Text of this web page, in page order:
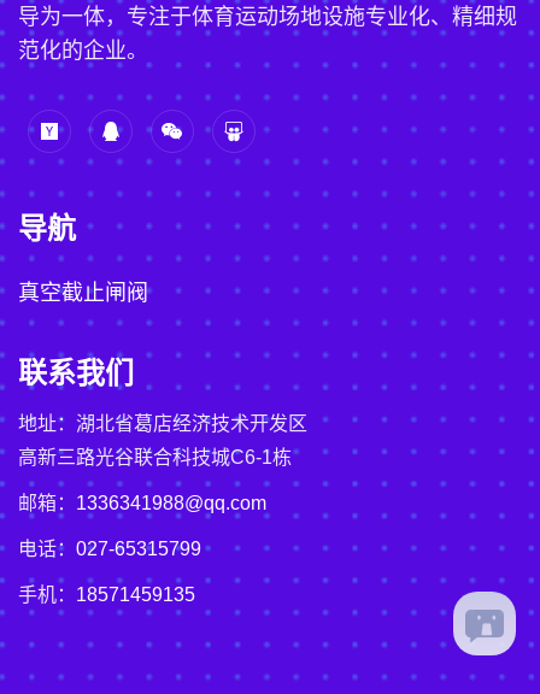
导为一体，专注于体育运动场地设施专业化、精细规
范化的企业。
导航
真空截止闸阀
联系我们
地址：湖北省葛店经济技术开发区
高新三路光谷联合科技城C6-1栋
邮箱： 1336341988@qq.com
电话： 027-65315799
手机： 18571459135